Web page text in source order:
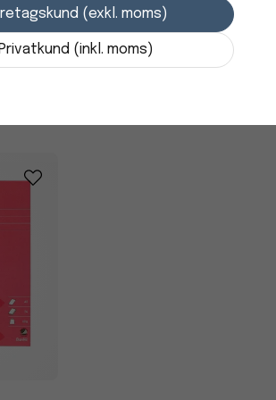
+
Egenskaper
Miljömärkning
(exkl. moms)
Privatkund (inkl. moms)